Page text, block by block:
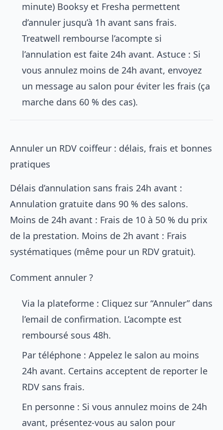
minute) Booksy et Fresha permettent
d’annuler jusqu’à 1h avant sans frais.
Treatwell rembourse l’acompte si
l’annulation est faite 24h avant. Astuce : Si
vous annulez moins de 24h avant, envoyez
un message au salon pour éviter les frais (ça
marche dans 60 % des cas).
Annuler un RDV coiffeur : délais, frais et bonnes
pratiques
Délais d’annulation sans frais 24h avant :
Annulation gratuite dans 90 % des salons.
Moins de 24h avant : Frais de 10 à 50 % du prix
de la prestation. Moins de 2h avant : Frais
systématiques (même pour un RDV gratuit).
Comment annuler ?
Via la plateforme : Cliquez sur “Annuler” dans
l’email de confirmation. L’acompte est
remboursé sous 48h.
Par téléphone : Appelez le salon au moins
24h avant. Certains acceptent de reporter le
RDV sans frais.
En personne : Si vous annulez moins de 24h
avant, présentez-vous au salon pour